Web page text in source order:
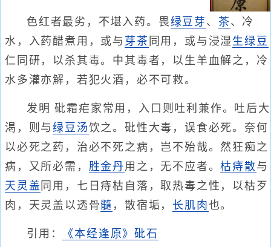
色红者最劣，不堪入药。畏绿豆芽 、 茶、冷
水，入药醋煮用，或与 芽茶 同用，或与浸湿 生绿豆
仁同研，以杀其毒。中其毒者，以生羊血解之，冷
水多灌亦解，若犯火酒，必不可救。
发明 砒霜疟家常用，入口则吐利兼作。吐后大
渴，则与绿豆汤饮之。砒性大毒，误食必死。奈何
以必死之药，治必不死之病，岂不殆哉。然狂痴之
病，又所必需， 胜金丹 用之，无不应者。枯痔散与
天灵盖 同用，七日痔枯自落，取热毒之性，以枯歹
肉，天灵盖以透骨髓 ，散宿垢， 长肌肉 也。
引用： 《本经逢原》砒石